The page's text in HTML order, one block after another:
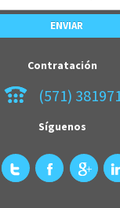
Contratación
(571)
Síguenos